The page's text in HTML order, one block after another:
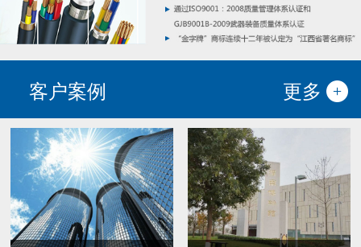
客户案例 更多